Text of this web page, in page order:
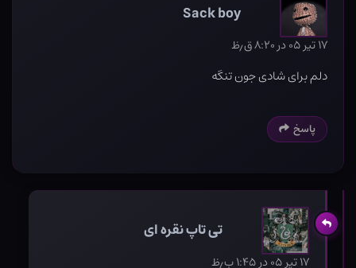
Sack boy
۱۷ تیر ۰۵ در ۸:۲۰ ق٫ظ
دلم برای شادی جون تنگه
پاسخ
تی تاپ نقره ای
۱۷ تیر ۰۵ در ۱:۴۵ ب٫ظ